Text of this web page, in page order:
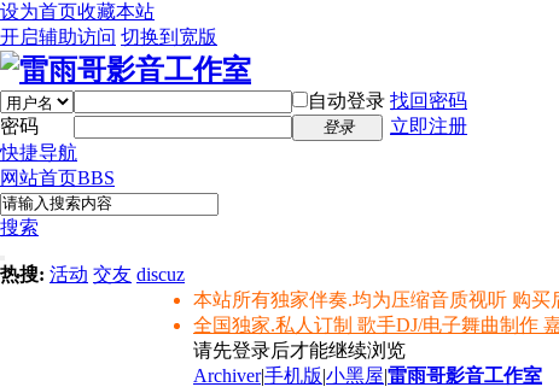
设为首页收藏本站
开启辅助访问 切换到宽版
自动登录 找回密码
密码
登录
立即注册
快捷导航
网站首页BBS
搜索
热搜: 活动 交友 discuz
本站所有独家伴奏.均为压缩音质视听 购
全国独家.私人订制 歌手DJ/电子舞曲制作
请先登录后才能继续浏览
Archiver|手机版|小黑屋|雷雨哥影音工作室